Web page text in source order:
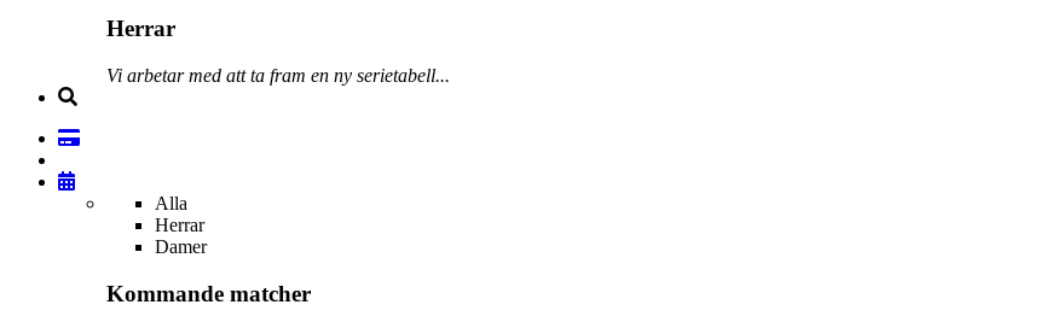
Herrar
Vi arbetar med att ta fram en ny serietabell...
Alla
Herrar
Damer
Kommande matcher